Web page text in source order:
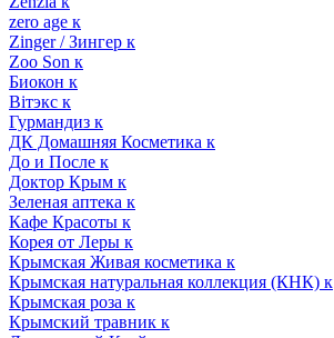
zero age к
Zinger / Зингер к
Zoo Son к
Биокон к
Вiтэкс к
Гурмандиз к
ДК Домашняя Косметика к
До и После к
Доктор Крым к
Зеленая аптека к
Кафе Красоты к
Корея от Леры к
Крымская Живая косметика к
Крымская натуральная коллекция (КНК) к
Крымская роза к
Крымский травник к